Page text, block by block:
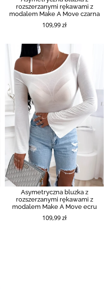
rozszerzanymi rękawami z
modalem Make A Move czarna
109,99 zł
Asymetryczna bluzka z
rozszerzanymi rękawami z
modalem Make A Move ecru
109,99 zł